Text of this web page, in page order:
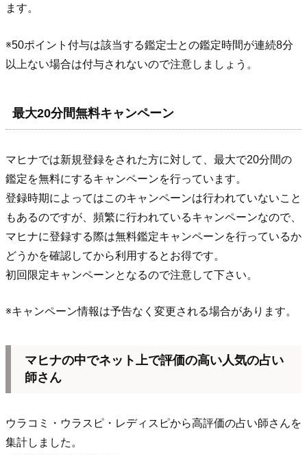
ます。
※50ポイント付与は該当する鑑定士との鑑定時間が連続8分
以上ない場合は付与されないので注意しましょう。
最大20分間無料キャンペーン
マヒナでは新規登録をされた方に対して、最大で20分間の
鑑定を無料にするキャンペーンを行っています。
登録時期によってはこのキャンペーンは行われていないこと
もあるのですが、頻繁に行われているキャンペーンなので、
マヒナに登録する際は無料鑑定キャンペーンを行っているか
どうかを確認してから利用するとお得です。
初回限定キャンペーンとなるので注意して下さい。
※キャンペーン情報は予告なく変更される場合があります。
マヒナの中でネット上で評価の高い人気の占い
師さん
ウラコミ・ウラスピ・レディスピから高評価の占い師さんを
集計しました。